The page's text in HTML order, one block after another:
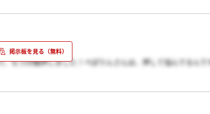
もう印鑑押しました！ぺぽりんさんは、押して悩んでるんで
いします☆